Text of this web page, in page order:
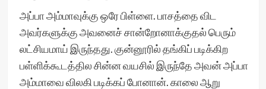
அப்பா அம்மாவுக்கு ஒரே பிள்ளை. பாசத்தை விட
அவர்களுக்கு அவனைச் சான்றோனாக்குதல் பெரும்
லட்சியமாய் இருந்தது. குன்னூரில் தங்கிப் படிக்கிற
பள்ளிக்கூடத்தில சின்ன வயசில் இருந்தே அவன் அப்பா
அம்மாவை விலகி படிக்கப் போனான். காலை ஆறு